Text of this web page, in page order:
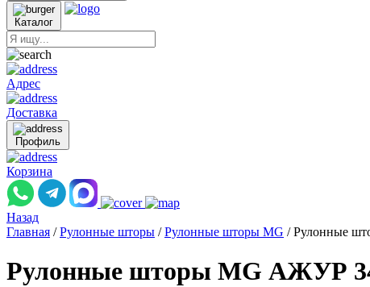
Каталог
Адрес
Доставка
Профиль
Корзина
Назад
Главная / Рулонные шторы / Рулонные шторы MG / Рулонные
Рулонные шторы MG АЖУР